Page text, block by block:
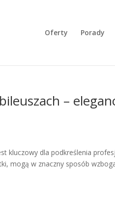
Oferty Porady
–
kluczowy dla podkreślenia
mogą w znaczny sposób